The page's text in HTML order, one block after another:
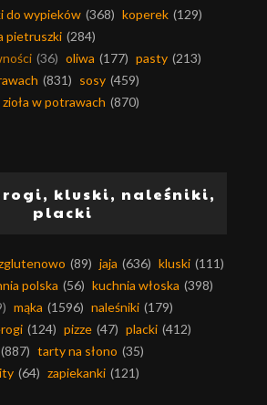
do wypieków (368) koperek (129)
pietruszki (284)
(36) oliwa (177) pasty (213)
(831) sosy (459)
zioła w potrawach (870)
kluski, naleśniki,
placki
(89) jaja (636) kluski (111)
polska (56) kuchnia włoska (398)
mąka (1596) naleśniki (179)
(124) pizze (47) placki (412)
(887) tarty na słono (35)
(64) zapiekanki (121)